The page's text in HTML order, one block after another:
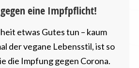
eine Impfpflicht!
etwas Gutes tun – kaum
der vegane Lebensstil, ist so
die Impfung gegen Corona.